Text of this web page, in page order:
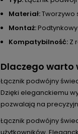
Materiał:Tworzywo
Montaż:Podtynkowy
Kompatybilność: Z
Dlaczego warto
Łącznik podwójny
Dzięki eleganckiemu
pozwalają na
Łącznik podwójny